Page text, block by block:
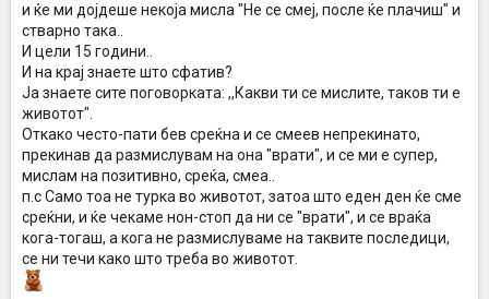
и ќе ми дојдеше некоја мисла "Не се смеј, после ќе плачиш" и
стварно така..
И цели 15 години..
И на крај знаете што сфатив?
Ја знаете сите поговорката: ,,Какви ти се мислите, таков ти е
животот".
Откако често-пати бев среќна и се смеев непрекинато,
прекинав да размислувам на она "врати", и се ми е супер,
мислам на позитивно, среќа, смеа..
п.с Само тоа не турка во животот, затоа што еден ден ќе сме
среќни, и ќе чекаме нон-стоп да ни се "врати", и се враќа
кога-тогаш, а кога не размислуваме на таквите последици,
се ни течи како што треба во животот.